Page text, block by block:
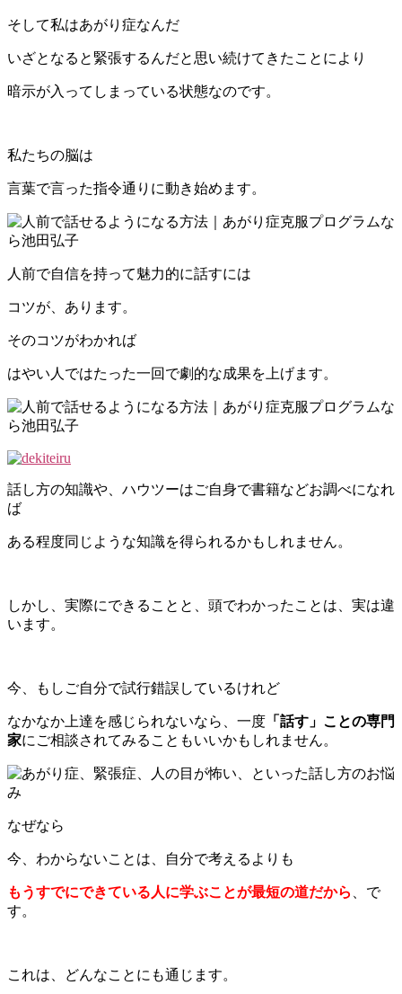
そして私はあがり症なんだ
いざとなると緊張するんだと思い続けてきたことにより
暗示が入ってしまっている状態なのです。
私たちの脳は
言葉で言った指令通りに動き始めます。
人前で自信を持って魅力的に話すには
コツが、あります。
そのコツがわかれば
はやい人ではたった一回で劇的な成果を上げます。
話し方の知識や、ハウツーはご自身で書籍などお調べになれ
ば
ある程度同じような知識を得られるかもしれません。
しかし、実際にできることと、頭でわかったことは、実は違
います。
今、もしご自分で試行錯誤しているけれど
なかなか上達を感じられないなら、一度 「話す」ことの専門
家にご相談されてみることもいいかもしれません。
なぜなら
今、わからないことは、自分で考えるよりも
もうすでにできている人に学ぶことが最短の道だから
、で
す。
これは、どんなことにも通じます。